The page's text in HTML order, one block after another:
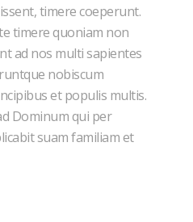
timere coeperunt.
timere quoniam non
ad nos multi sapientes
nobiscum
et populis multis.
Dominum qui per
suam familiam et